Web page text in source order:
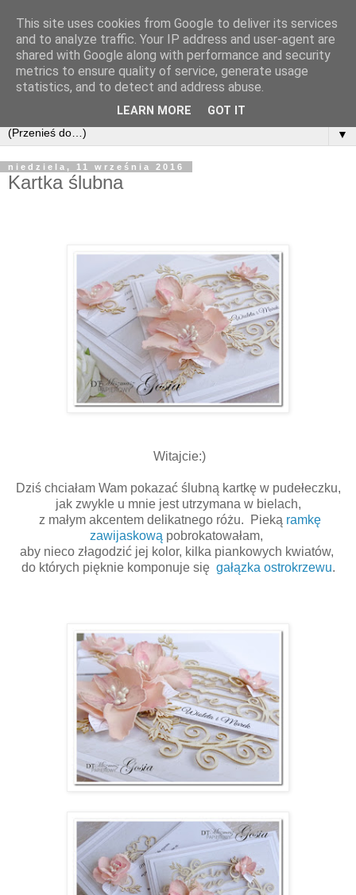
▼
niedziela, 11 września 2016
Kartka ślubna
Witajcie:)
Dziś chciałam Wam pokazać ślubną kartkę w pudełeczku,
jak zwykle u mnie jest utrzymana w bielach,
z małym akcentem delikatnego różu. Pieką ramkę
zawijaskową pobrokatowałam,
aby nieco złagodzić jej kolor, kilka piankowych kwiatów,
do których pięknie komponuje się gałązka ostrokrzewu.
This site uses cookies from Google to deliver its services
and to analyze traffic. Your IP address and user-agent are
shared with Google along with performance and security
metrics to ensure quality of service, generate usage
statistics, and to detect and address abuse.
LEARN MORE GOT IT